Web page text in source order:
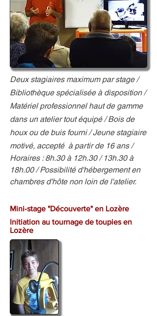
Deux stagiaires maximum par stage/
Bibliothèque spécialisée à disposition /
Matériel professionnel haut de gamme
dans un atelier tout équipé /Bois de
houx ou de buis fourni /Jeune stagiaire
motivé, accepté à partir de 16 ans /
Horaires : 8h.30 à 12h.30/ 13h.30 à
18h.00 / Possibilité d'hébergement en
chambres d'hôte non loin de l'atelier.
Mini-stage "Découverte" en Lozère
Initiation au tournage de toupies en
Lozère